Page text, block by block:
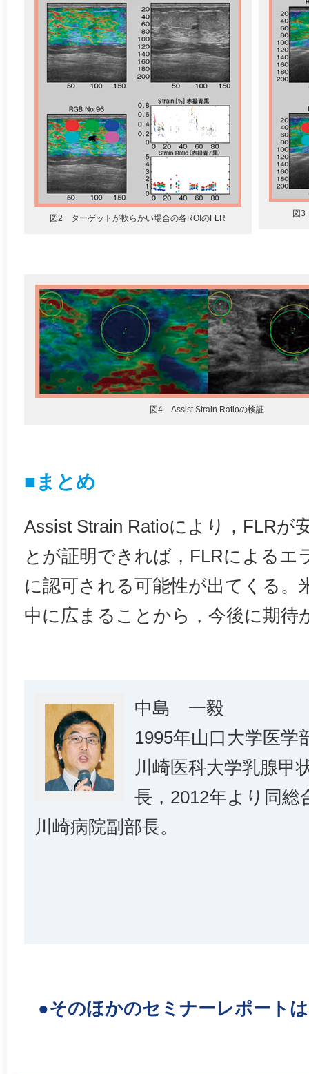
図2 ターゲットが軟らかい場合の各ROIのFLR 図3
図4 Assist Strain Ratioの検証
■まとめ
Assist Strain Ratioにより，FLRが
とが証明できれば，FLRによるエ
に認可される可能性が出てくる。
中に広まることから，今後に期待
中島 一毅
1995年山口大学医学
川崎医科大学乳腺甲
長，2012年より同総
川崎病院副部長。
●そのほかのセミナーレポート